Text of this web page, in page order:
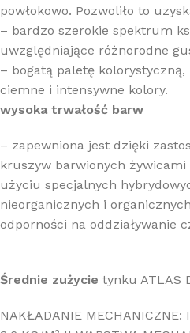
powłokowo. Pozwoliło to
– bardzo szerokie spektrum
uwzględniające różnorodne
– bogatą paletę
ciemne i intensywne kolory.
wysoka trwałość barw
– zapewniona jest dzięki
kruszyw barwionych
użyciu specjalnych
nieorganicznych i
odporności na oddziaływanie
Średnie zużycie tynku ATLAS
NAKŁADANIE MECHANICZNE: